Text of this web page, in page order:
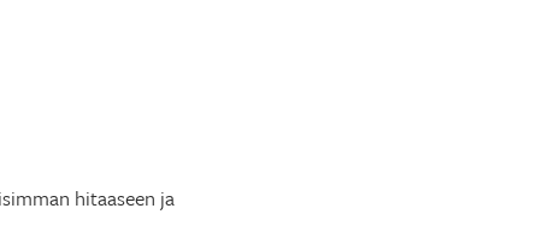
hitaaseen ja